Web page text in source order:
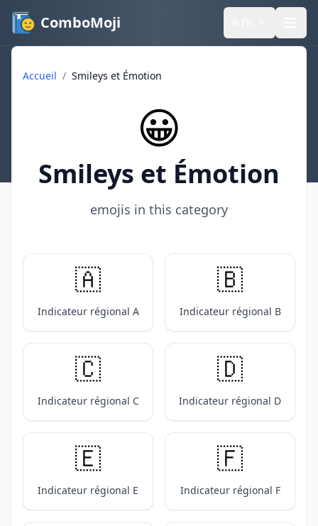
ComboMoji
Accueil / Smileys et Émotion
😀
Smileys et Émotion
emojis in this category
🇦
Indicateur régional A
🇧
Indicateur régional B
🇨
Indicateur régional C
🇩
Indicateur régional D
🇪
Indicateur régional E
🇫
Indicateur régional F